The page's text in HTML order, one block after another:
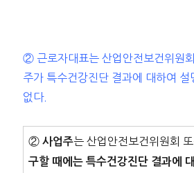
② 근로자대표는 산업안전보건위원
주가 특수건강진단 결과에 대하여 설
없다.
② 사업주는 산업안전보건위원회
구할 때에는 특수건강진단 결과에